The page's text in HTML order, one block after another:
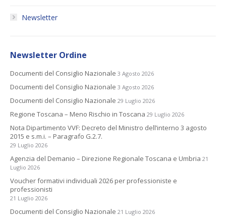
Newsletter
Newsletter Ordine
Documenti del Consiglio Nazionale 3 Agosto 2026
Documenti del Consiglio Nazionale 3 Agosto 2026
Documenti del Consiglio Nazionale 29 Luglio 2026
Regione Toscana – Meno Rischio in Toscana 29 Luglio 2026
Nota Dipartimento VVF: Decreto del Ministro dell’interno 3 agosto
2015 e s.m.i. – Paragrafo G.2.7.
29 Luglio 2026
Agenzia del Demanio – Direzione Regionale Toscana e Umbria 21
Luglio 2026
Voucher formativi individuali 2026 per professioniste e
professionisti
21 Luglio 2026
Documenti del Consiglio Nazionale 21 Luglio 2026